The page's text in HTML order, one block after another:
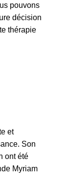
pouvons
décision
thérapie
et
Son
ont été
Myriam